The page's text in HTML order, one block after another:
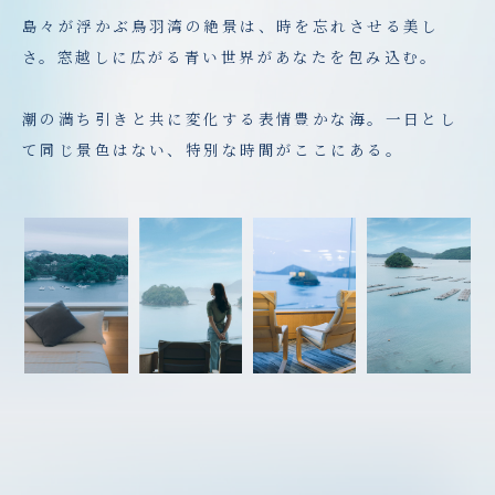
島々が浮かぶ鳥羽湾の絶景は、時を忘れさせる美し
さ。窓越しに広がる青い世界があなたを包み込む。
潮の満ち引きと共に変化する表情豊かな海。一日とし
て同じ景色はない、特別な時間がここにある。